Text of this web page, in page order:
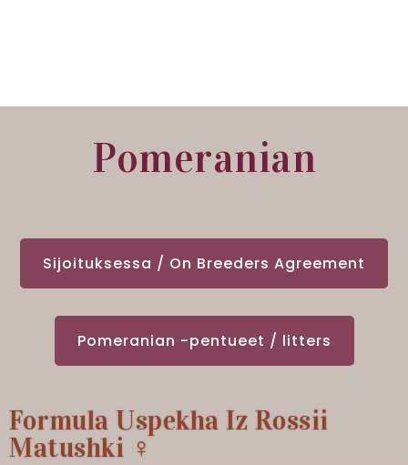
Pomeranian
Sijoituksessa / On Breeders Agreement
Pomeranian -pentueet / litters
Formula Uspekha Iz Rossii
Matushki ♀